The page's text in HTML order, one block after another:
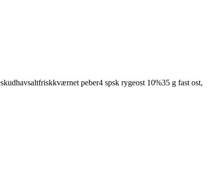
havsaltfriskkværnet peber4 spsk rygeost 10%35 g fast ost,